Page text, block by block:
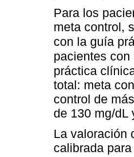
Para los
meta control,
con la guía
pacientes
práctica
total: meta
control de
de 130 mg/dL
La valoración
calibrada